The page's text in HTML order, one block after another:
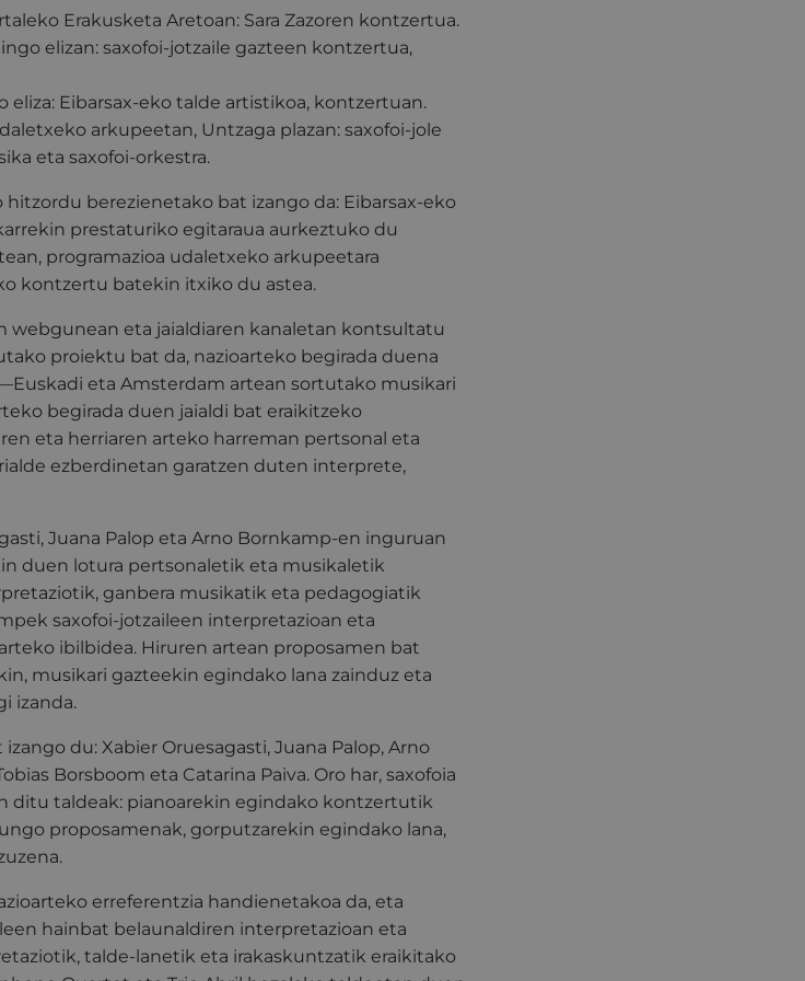
Erakusketa Aretoan: Sara Zazoren kontzertua.
elizan: saxofoi-jotzaile gazteen kontzertua,
eliza: Eibarsax-eko talde artistikoa, kontzertuan.
arkupeetan, Untzaga plazan: saxofoi-jole
eta saxofoi-orkestra.
berezienetako bat izango da: Eibarsax-eko
prestaturiko egitaraua aurkeztuko du
programazioa udaletxeko arkupeetara
kontzertu batekin itxiko du astea.
webgunean eta jaialdiaren kanaletan kontsultatu
proiektu bat da, nazioarteko begirada duena
eta Amsterdam artean sortutako musikari
begirada duen jaialdi bat eraikitzeko
eta herriaren arteko harreman pertsonal eta
ezberdinetan garatzen duten interprete,
Juana Palop eta Arno Bornkamp-en inguruan
duen lotura pertsonaletik eta musikaletik
ganbera musikatik eta pedagogiatik
saxofoi-jotzaileen interpretazioan eta
ibilbidea. Hiruren artean proposamen bat
musikari gazteekin egindako lana zainduz eta
izanda.
du: Xabier Oruesagasti, Juana Palop, Arno
Borsboom eta Catarina Paiva. Oro har, saxofoia
ditu taldeak: pianoarekin egindako kontzertutik
proposamenak, gorputzarekin egindako lana,
erreferentzia handienetakoa da, eta
hainbat belaunaldiren interpretazioan eta
talde-lanetik eta irakaskuntzatik eraikitako